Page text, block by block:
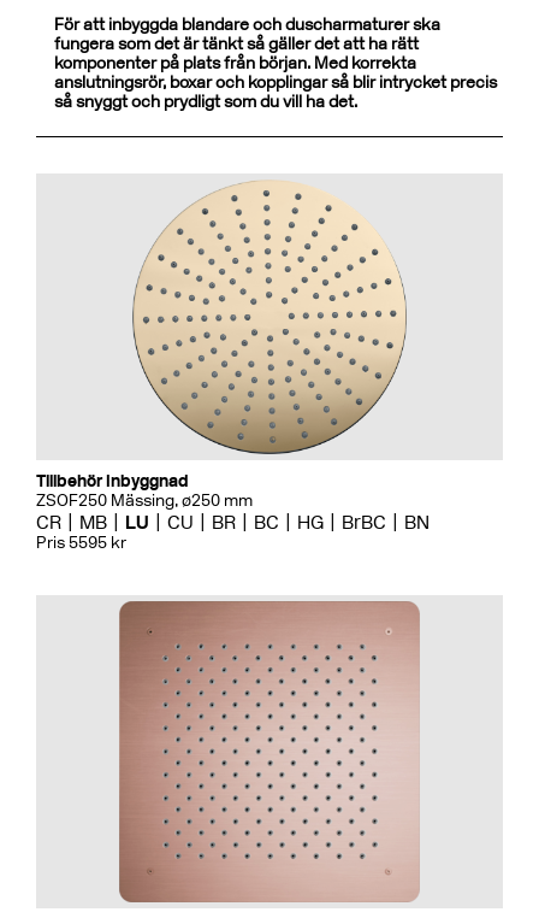
För att inbyggda blandare och duscharmaturer ska
fungera som det är tänkt så gäller det att ha rätt
komponenter på plats från början. Med korrekta
anslutningsrör, boxar och kopplingar så blir intrycket precis
så snyggt och prydligt som du vill ha det.
Tillbehör Inbyggnad
ZSOF250 Mässing, ø250 mm
CR MB LU CU BR BC HG BrBC BN
Pris 5595 kr